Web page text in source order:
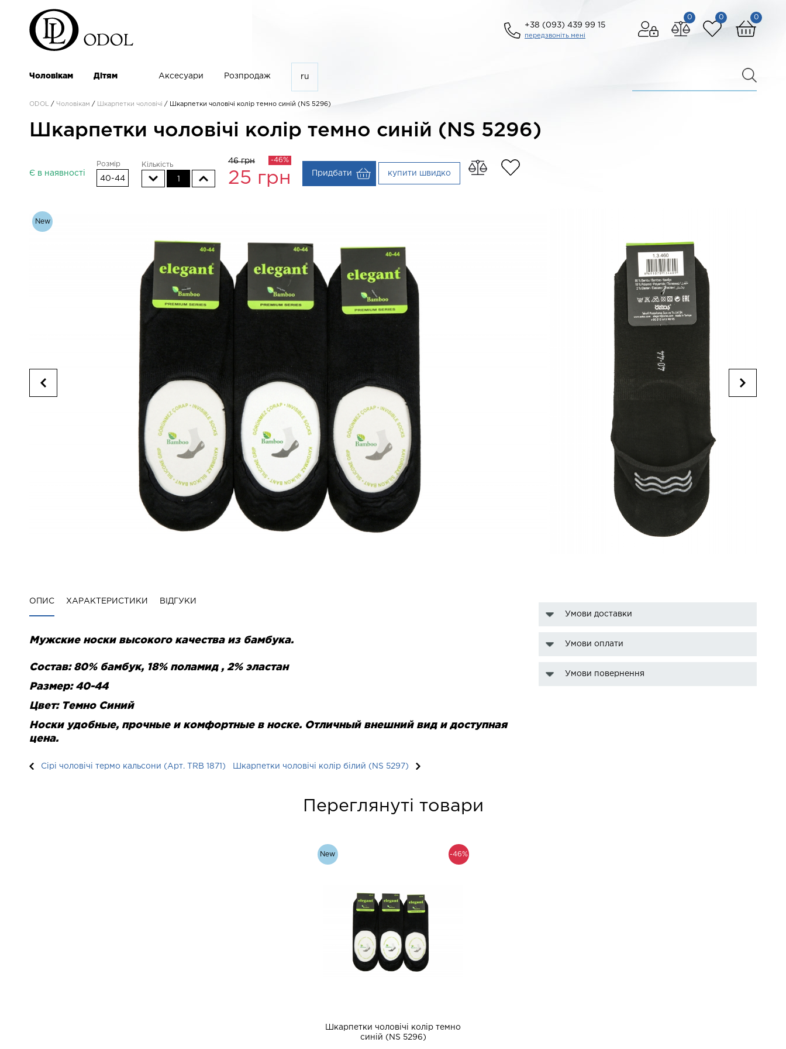
0
0
0
+38 (093) 439 99 15
передзвоніть мені
Чоловікам Дітям Аксесуари Розпродаж ru
ODOL / Чоловікам / Шкарпетки чоловічі / Шкарпетки чоловічі колір темно синій (NS 5296)
Шкарпетки чоловічі колір темно синій (NS 5296)
Є в наявності
Розмір
40-44
Кількість
1
46 грн
25 грн
-46%
Придбати купити швидко
New
ОПИС ХАРАКТЕРИСТИКИ ВІДГУКИ
Мужские носки высокого качества из бамбука.
Состав: 80% бамбук, 18% поламид , 2% эластан
Размер: 40-44
Цвет: Темно Синий
Носки удобные, прочные и комфортные в носке. Отличный внешний вид и доступная
цена.
Умови доставки
Умови оплати
Умови повернення
Сірі чоловічі термо кальсони (Арт. TRB 1871) Шкарпетки чоловічі колір білий (NS 5297)
Переглянуті товари
-46%
New
Шкарпетки чоловічі колір темно
синій (NS 5296)